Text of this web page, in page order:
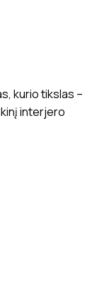
kurio tikslas –
interjero